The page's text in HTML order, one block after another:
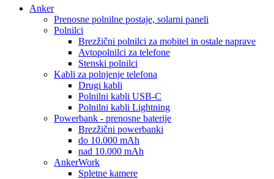
Anker
Prenosne polnilne postaje, solarni paneli
Polnilci
Brezžični polnilci za mobitel in ostale naprave
Avtopolnilci za telefone
Stenski polnilci
Kabli za polnjenje telefona
Drugi kabli
Polnilni kabli USB-C
Polnilni kabli Lightning
Powerbank - prenosne baterije
Brezžični powerbanki
do 10.000 mAh
nad 10.000 mAh
AnkerWork
Spletne kamere